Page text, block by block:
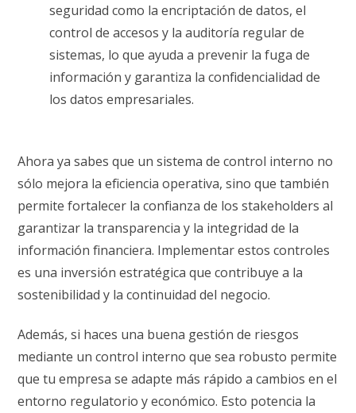
seguridad como la encriptación de datos, el
control de accesos y la auditoría regular de
sistemas, lo que ayuda a prevenir la fuga de
información y garantiza la confidencialidad de
los datos empresariales.
Ahora ya sabes que un sistema de control interno no
sólo mejora la eficiencia operativa, sino que también
permite fortalecer la confianza de los stakeholders al
garantizar la transparencia y la integridad de la
información financiera. Implementar estos controles
es una inversión estratégica que contribuye a la
sostenibilidad y la continuidad del negocio.
Además, si haces una buena gestión de riesgos
mediante un control interno que sea robusto permite
que tu empresa se adapte más rápido a cambios en el
entorno regulatorio y económico. Esto potencia la